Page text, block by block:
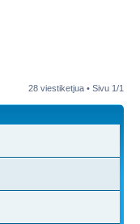
28 viestiketjua • Sivu 1/1